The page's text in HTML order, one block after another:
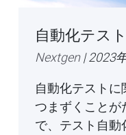
自動化テス
Nextgen| 2023
自動化テストに
つまずくことが
で、テスト自動